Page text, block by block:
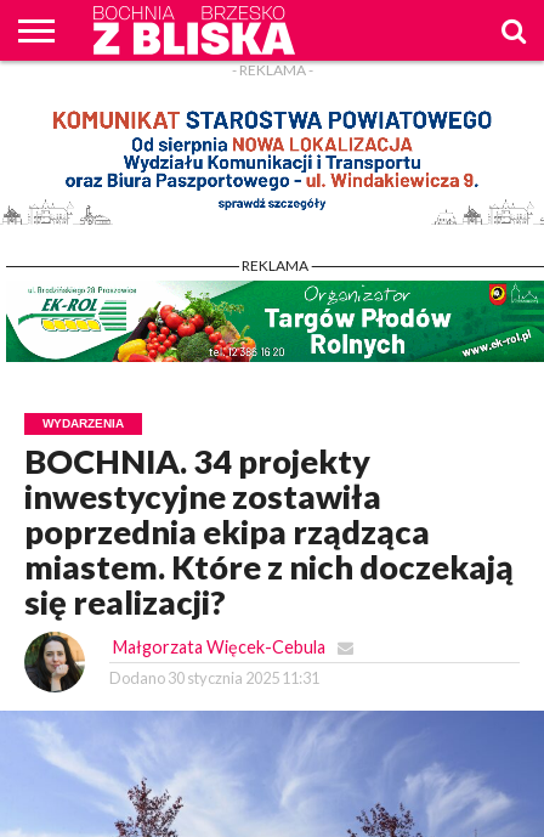
WPROST
REKLAM
- REKLAMA -
- REKLAMA -
WYDARZENIA
BOCHNIA. 34 projekty
inwestycyjne zostawiła
poprzednia ekipa rządząca
miastem. Które z nich doczekają
się realizacji?
Małgorzata Więcek-Cebula
Dodano 30 stycznia 2025 11:31